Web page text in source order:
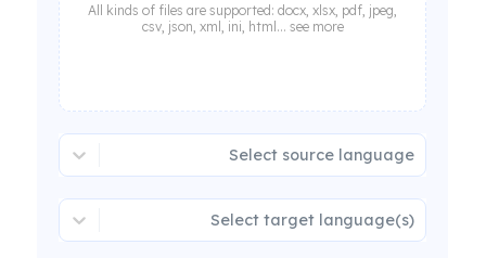
All kinds of files are supported: docx, xlsx, pdf, jpeg,
csv, json, xml, ini, html... see more
Select source language
Select target language(s)